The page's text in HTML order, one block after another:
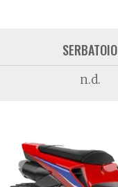
SERBATOIO
n.d.